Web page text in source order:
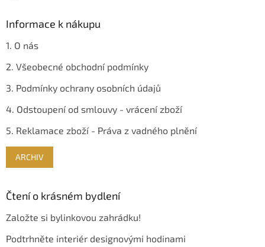
Informace k nákupu
1. O nás
2. Všeobecné obchodní podmínky
3. Podmínky ochrany osobních údajů
4. Odstoupení od smlouvy - vrácení zboží
5. Reklamace zboží - Práva z vadného plnění
ARCHIV
Čtení o krásném bydlení
Založte si bylinkovou zahrádku!
Podtrhněte interiér designovými hodinami